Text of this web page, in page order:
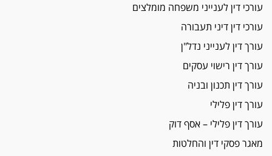
על המידתיות
ביה"ד המשמעתי ביטל השעיה לצמיתות של
עורכת-דין שהביעה שמחה ב-7 באוקטובר
אשם
עו"ד הלל בבייב הורשע בהונאת עשרות לקוחות,
ההסדר: 7-9 שנות מאסר
דין ומקרקעין
עורך דין ברמת השרון נחקר בחשד למרמה בעסקת
עורכי דין לענייני משפחה מומלצים
עורכי דין דיני תעבורה
עורך דין לענייני נדל"ן
עורך דין רישוי עסקים
עורך דין תכנון ובניה
עורך דין פלילי
עורך דין פלילי – אסף דוק
מאגר פסקי דין והחלטות